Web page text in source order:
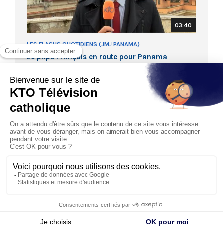
03:40
LES FLASHS QUOTIDIENS (JMJ PANAMA)
Le pape François en route pour Panama
Ce mercredi 23 janvier 2019, le pape François entame un
voyage de 5 jours au Panama à l’occasion des 34ème
Journ...
Les journées en diocèses
Les JMJ au Panama ont donné l'opportunité à
de nombreux jeunes du monde entier de
Réécoutez les histoires de leur arrivée au
Panama !